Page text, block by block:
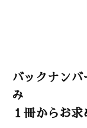
バックナン
み
１冊からお